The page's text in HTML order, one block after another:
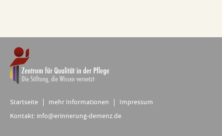
Startseite mehr Informationen
Impressum
Kontakt: info@erinnerung-demenz.de